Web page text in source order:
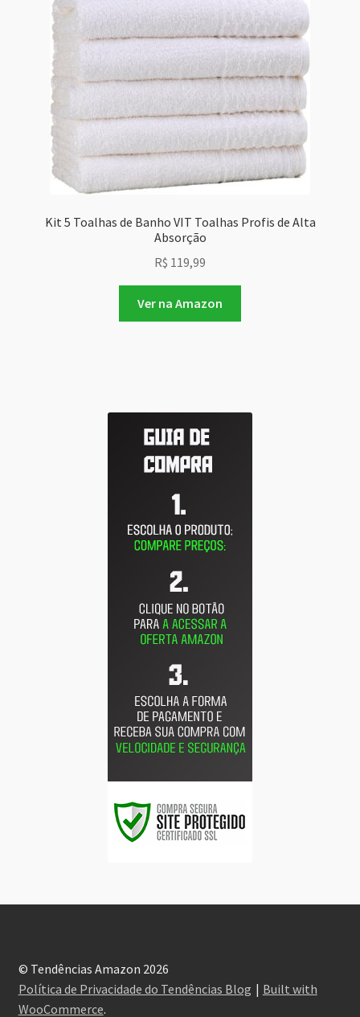
Kit 5 Toalhas de Banho VIT Toalhas Profis de Alta
Absorção
R$ 119,99
Ver na Amazon
© Tendências Amazon 2026
Política de Privacidade do Tendências Blog
Built with
WooCommerce.